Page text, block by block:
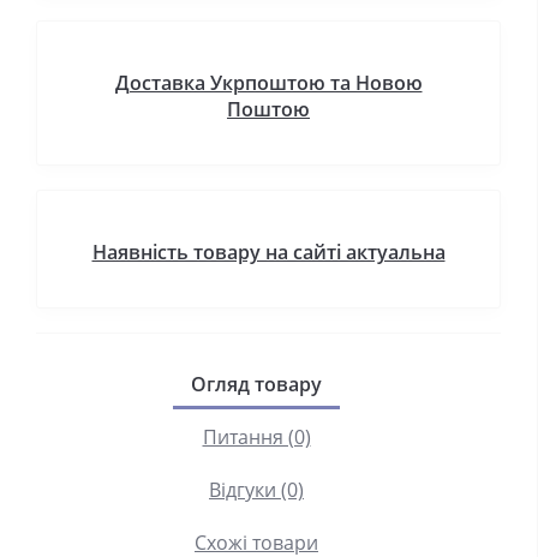
Доставка Укрпоштою та Новою
Поштою
Наявність товару на сайті актуальна
Огляд товару
Питання (0)
Відгуки (0)
Схожі товари